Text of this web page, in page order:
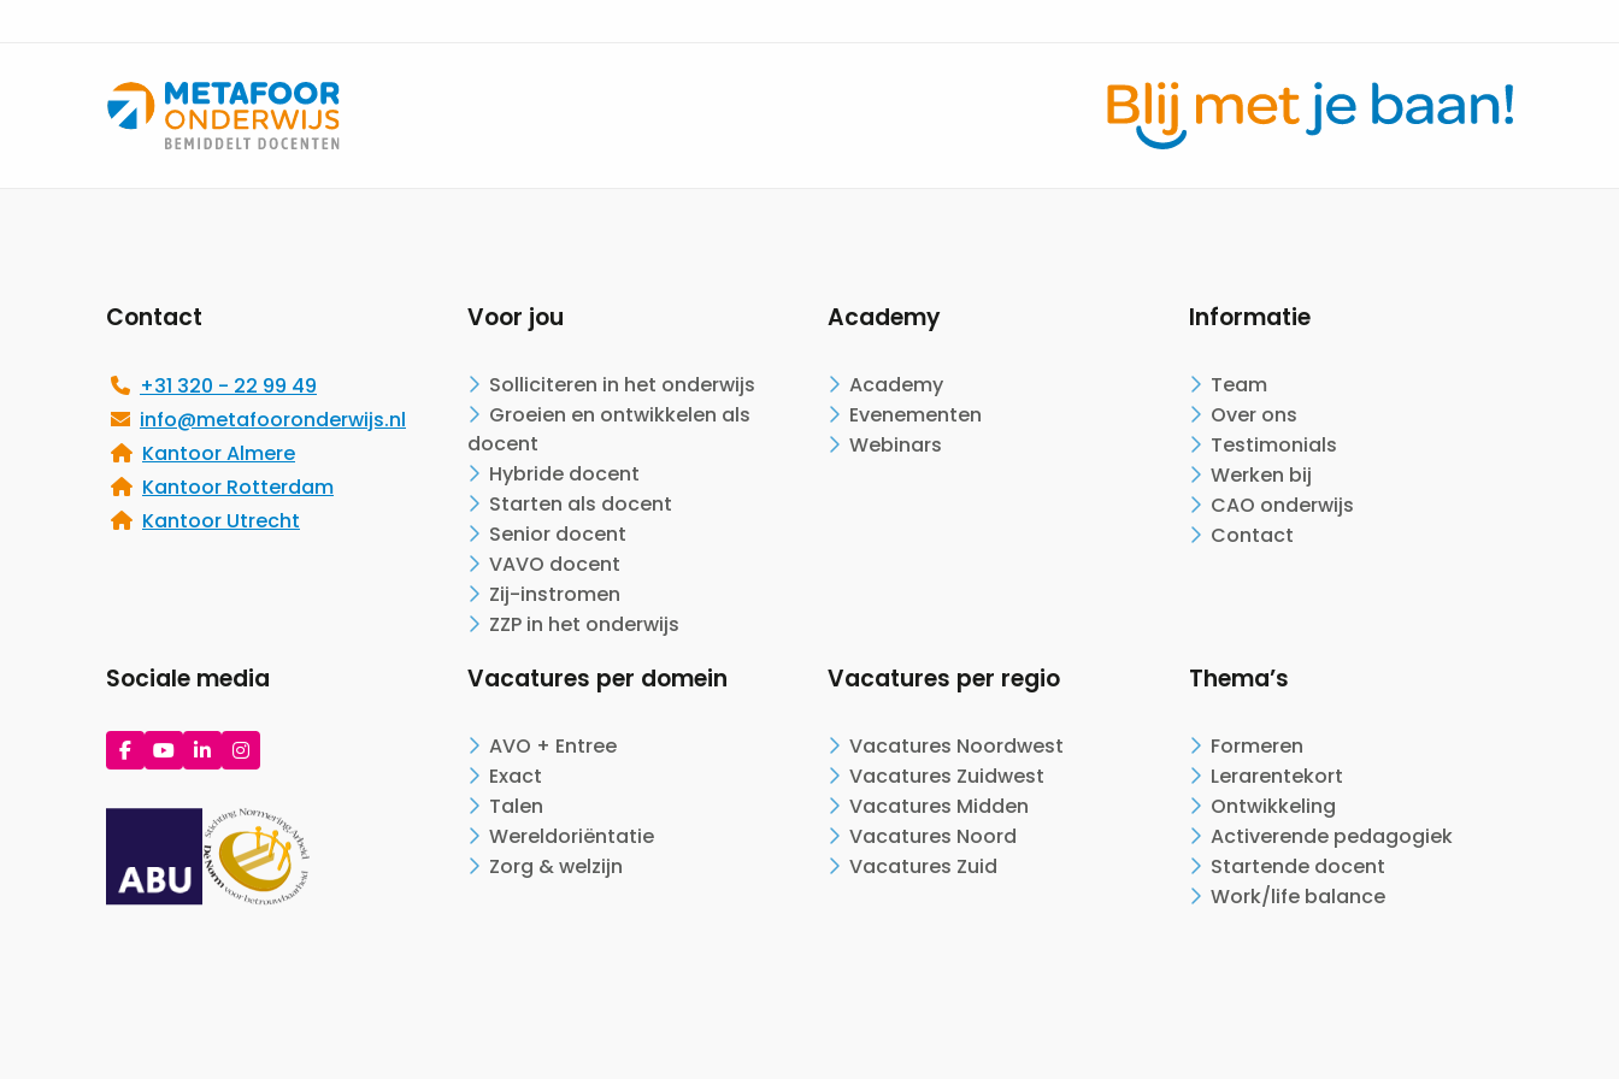
Contact
+31 320 - 22 99 49
info@metafooronderwijs.nl
Kantoor Almere
Kantoor Rotterdam
Kantoor Utrecht
Sociale media
Ga
naar
Facebook
Ga
naar
YouTube
Ga
naar
LinkedIn
Ga
naar
Instagram
Voor jou
Solliciteren in het onderwijs
Groeien en ontwikkelen als
docent
Hybride docent
Starten als docent
Senior docent
VAVO docent
Zij-instromen
ZZP in het onderwijs
Vacatures per domein
AVO + Entree
Exact
Talen
Wereldoriëntatie
Zorg & welzijn
Academy
Academy
Evenementen
Webinars
Vacatures per regio
Vacatures Noordwest
Vacatures Zuidwest
Vacatures Midden
Vacatures Noord
Vacatures Zuid
Informatie
Team
Over ons
Testimonials
Werken bij
CAO onderwijs
Contact
Thema’s
Formeren
Lerarentekort
Ontwikkeling
Activerende pedagogiek
Startende docent
Work/life balance